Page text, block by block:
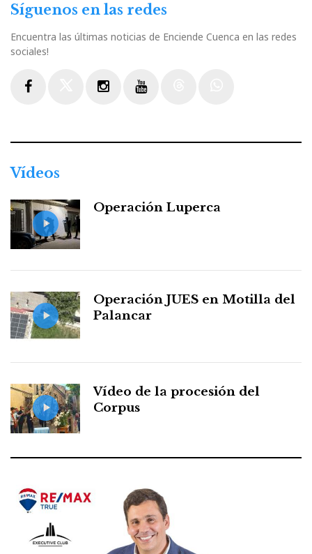
Síguenos en las redes
Encuentra las últimas noticias de Enciende Cuenca en las redes
sociales!
Vídeos
Operación Luperca
Operación JUES en Motilla del
Palancar
Vídeo de la procesión del
Corpus